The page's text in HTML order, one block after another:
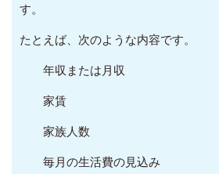
す。
たとえば、次のような内容です。
年収または月収
家賃
家族人数
毎月の生活費の見込み